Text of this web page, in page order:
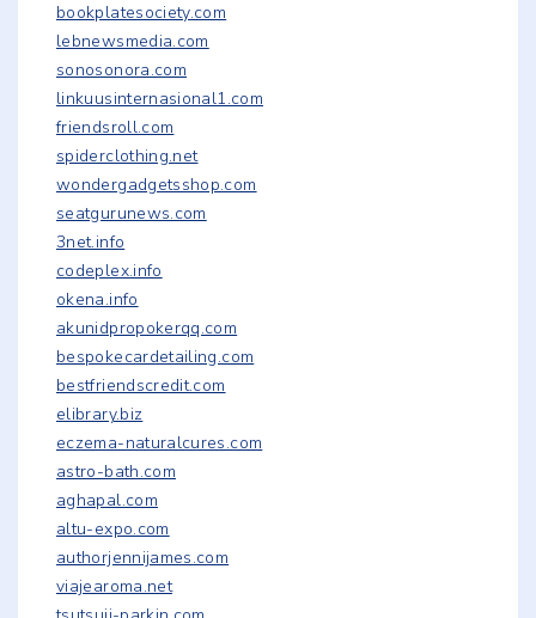
bookplatesociety.com
lebnewsmedia.com
sonosonora.com
linkuusinternasional1.com
friendsroll.com
spiderclothing.net
wondergadgetsshop.com
seatgurunews.com
3net.info
codeplex.info
okena.info
akunidpropokerqq.com
bespokecardetailing.com
bestfriendscredit.com
elibrary.biz
eczema-naturalcures.com
astro-bath.com
aghapal.com
altu-expo.com
authorjennijames.com
viajearoma.net